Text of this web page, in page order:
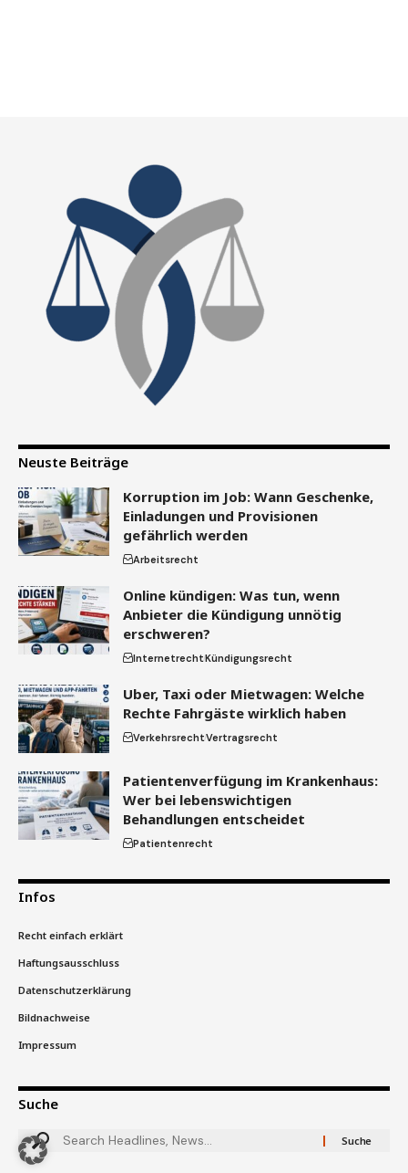
Neuste Beiträge
Korruption im Job: Wann Geschenke,
Einladungen und Provisionen
gefährlich werden
Arbeitsrecht
Online kündigen: Was tun, wenn
Anbieter die Kündigung unnötig
erschweren?
InternetrechtKündigungsrecht
Uber, Taxi oder Mietwagen: Welche
Rechte Fahrgäste wirklich haben
VerkehrsrechtVertragsrecht
Patientenverfügung im Krankenhaus:
Wer bei lebenswichtigen
Behandlungen entscheidet
Patientenrecht
Infos
Recht einfach erklärt
Haftungsausschluss
Datenschutzerklärung
Bildnachweise
Impressum
Suche